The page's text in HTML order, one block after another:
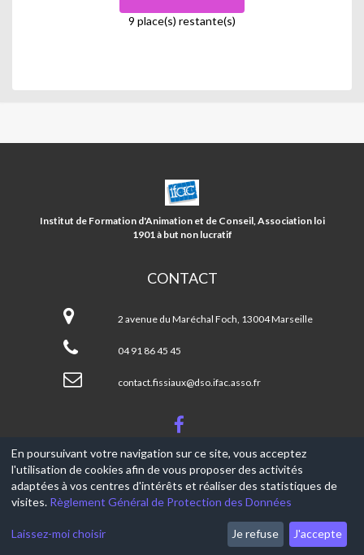
9 place(s) restante(s)
CENTRE
SOCIAL
FISSIAUX/5
AVENUES
Institut de Formation d'Animation et de Conseil, Association loi
1901 à but non lucratif
CONTACT
social
FISSIAUX/5
AVENUES
2 avenue du Maréchal Foch, 13004 Marseille
04 91 86 45 45
contact.fissiaux@dso.ifac.asso.fr
© 2017-2026, Ce site est propulsé par Aniapps.fr
CGV
En poursuivant votre navigation sur ce site, vous acceptez
l'utilisation de cookies afin de vous proposer des activités
adaptées à vos centres d'intérêts et réaliser des statistiques de
visites. Règlement Général de Protection des Données
Laissez-moi choisir Je refuse J'accepte